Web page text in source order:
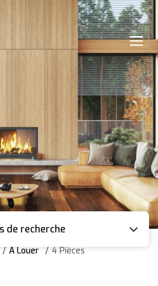
de recherche
A Louer 4 Pièces